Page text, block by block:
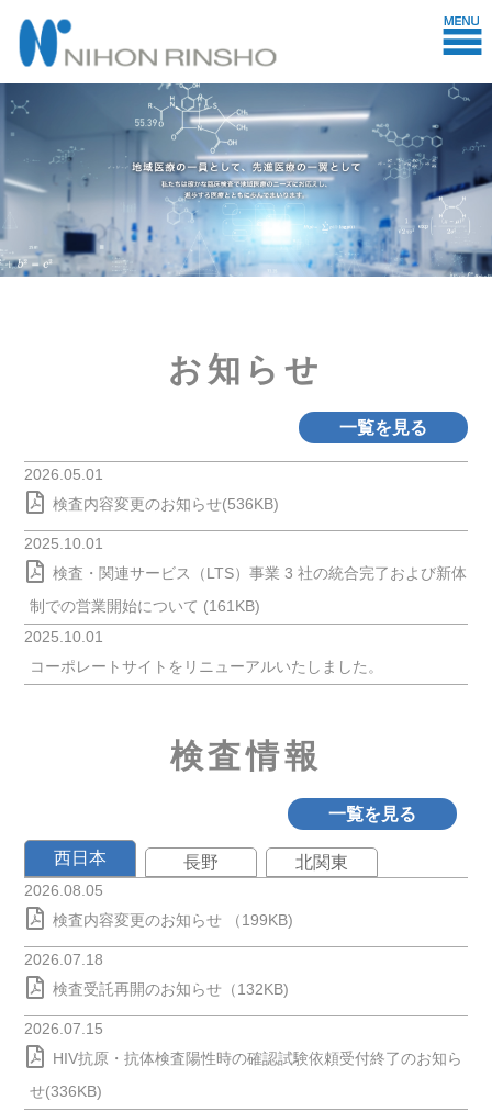
お知らせ
一覧を見る
2026.05.01
検査内容変更のお知らせ(536KB)
2025.10.01
検査・関連サービス（LTS）事業 3 社の統合完了および新体
制での営業開始について (161KB)
2025.10.01
コーポレートサイトをリニューアルいたしました。
検査情報
一覧を見る
西日本 長野 北関東
2026.08.05
検査内容変更のお知らせ （199KB)
2026.07.18
検査受託再開のお知らせ（132KB)
2026.07.15
HIV抗原・抗体検査陽性時の確認試験依頼受付終了のお知ら
せ(336KB)